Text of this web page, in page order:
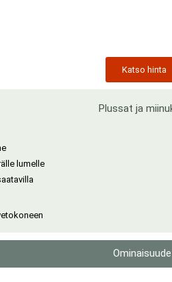
Katso hinta
Plussat ja
lumelle